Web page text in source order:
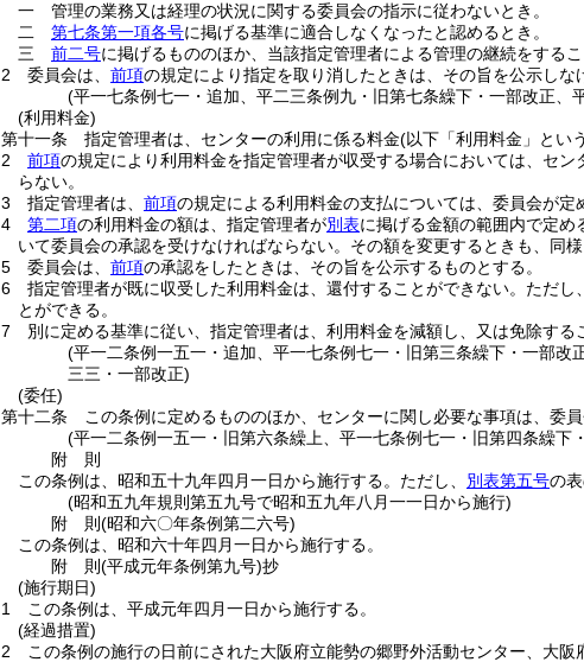
一
管理の業務又は経理の状況に関する委員会の指示に従わないとき。
二
第七条第一項各号に掲げる基準に適合しなくなったと認めるとき。
三
前二号に掲げるもののほか、当該指定管理者による管理の継続をする
2
委員会は、 前項の規定により指定を取り消したときは、その旨を公示しな
(平一七条例七一・追加、平二三条例九・旧第七条繰下・一部改正、
(利用料金)
第十一条
指定管理者は、センターの利用に係る料金(以下「利用料金」とい
2
前項の規定により利用料金を指定管理者が収受する場合においては、セ
らない。
3
指定管理者は、 前項の規定による利用料金の支払については、委員会が定
4
第二項の利用料金の額は、指定管理者が別表に掲げる金額の範囲内で定め
いて委員会の承認を受けなければならない。 その額を変更するときも、同様
5
委員会は、 前項の承認をしたときは、その旨を公示するものとする。
6
指定管理者が既に収受した利用料金は、還付することができない。 ただし
とができる。
7
別に定める基準に従い、指定管理者は、利用料金を減額し、又は免除する
(平一二条例一五一・追加、平一七条例七一・旧第三条繰下・一部
三三・一部改正)
(委任)
第十二条
この条例に定めるもののほか、センターに関し必要な事項は、委員
(平一二条例一五一・旧第六条繰上、平一七条例七一・旧第四条繰
附 則
この条例は、昭和五十九年四月一日から施行する。 ただし、 別表第五号の
(昭和五九年規則第五九号で昭和五九年八月一一日から施行)
附 則(昭和六〇年条例第二六号)
この条例は、昭和六十年四月一日から施行する。
附 則(平成元年条例第九号)抄
(施行期日)
1
この条例は、平成元年四月一日から施行する。
(経過措置)
2
この条例の施行の日前にされた大阪府立能勢の郷野外活動センター、大